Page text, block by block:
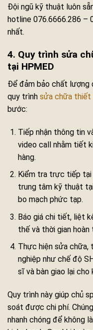
Đội ngũ kỹ thuật luôn
hotline 076.6666.286 –
nhất.
4. Quy trình sửa
tại HPMED
Để đảm bảo chất lượng
quy trình sửa chữa thiết
bước:
Tiếp nhận thông tin
video call nhằm tiết
hàng.
Kiểm tra trực tiếp tại
trung tâm kỹ thuật
bo mạch phức tạp.
Báo giá chi tiết, liệt
thế và thời gian hoàn
Thực hiện sửa
nghiệp như chế độ
sĩ và bàn giao lại cho
Quy trình này giúp chủ
soát được chi phí.
nhanh chóng để không